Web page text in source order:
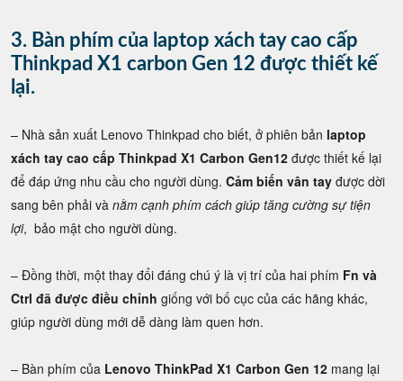
3. Bàn phím của laptop xách tay cao cấp
Thinkpad X1 carbon Gen 12 được thiết kế
lại.
– Nhà sản xuất Lenovo Thinkpad cho biết, ở phiên bản laptop
xách tay cao cấp Thinkpad X1 Carbon Gen12 được thiết kế lại
để đáp ứng nhu cầu cho người dùng. Cảm biến vân tay được dời
sang bên phải và nằm cạnh phím cách giúp tăng cường sự tiện
lợi, bảo mật cho người dùng.
– Đồng thời, một thay đổi đáng chú ý là vị trí của hai phím Fn và
Ctrl đã được điều chỉnh giống với bố cục của các hãng khác,
giúp người dùng mới dễ dàng làm quen hơn.
– Bàn phím của Lenovo ThinkPad X1 Carbon Gen 12 mang lại